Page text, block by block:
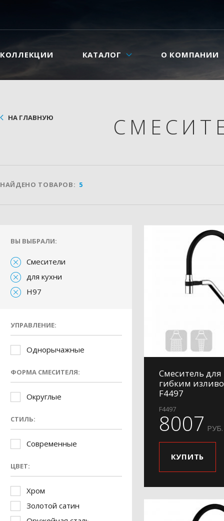
КОЛЛЕКЦИИ КАТАЛОГ О КОМПАНИИ
НА ГЛАВНУЮ
НАЙДЕНО ТОВАРОВ: 5
ВЫ ВЫБРАЛИ:
Смесители
для кухни
H97
УПРАВЛЕНИЕ:
Однорычажные
ФОРМА СМЕСИТЕЛЯ:
Округлые
СТИЛЬ:
Современные
ЦВЕТ:
Хром
Золотой сатин
Смеситель для
гибким
F4497
F4497
8007 РУБ.
КУПИТЬ